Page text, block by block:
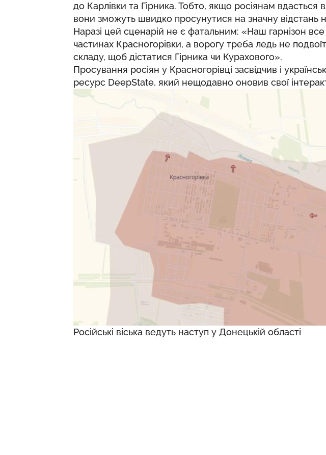
до Карлівки та Гірника. Тобто, якщо росіянам вдасться
вони зможуть швидко просунутися на значну відстань
Наразі цей сценарій не є фатальним: «Наш гарнізон
частинах Красногорівки, а ворогу треба ледь не
складу, щоб дістатися Гірника чи Курахового».
Просування росіян у Красногорівці засвідчив і
ресурс DeepState, який нещодавно оновив свої
Російські віська ведуть наступ у Донецькій області